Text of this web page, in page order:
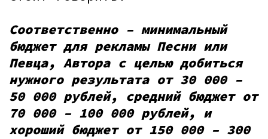
Соответственно – минимальный
бюджет для рекламы Песни или
Певца, Автора с целью добиться
нужного результата от 30 000 –
50 000 рублей, средний бюджет от
70 000 – 100 000 рублей, и
хороший бюджет от 150 000 – 300